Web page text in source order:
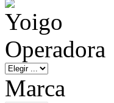
Operadora
Marca